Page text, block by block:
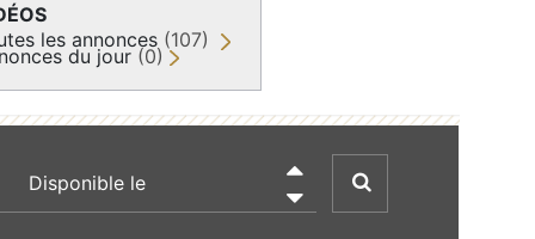
les annonces (107)
du jour (0)
